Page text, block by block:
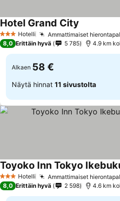
3 Tähtiluokitus
Hotelli Ammattimaiset
Hotel Grand City
8,0 Erittäin hyvä 5 785 4.9 km
Alkaen 58 €
Näytä hinnat 11 sivustolta
3 Tähtiluokitus
Hotelli Ammattimaiset
Toyoko Inn Tokyo
8,0 Erittäin hyvä 2 598 4.6 km